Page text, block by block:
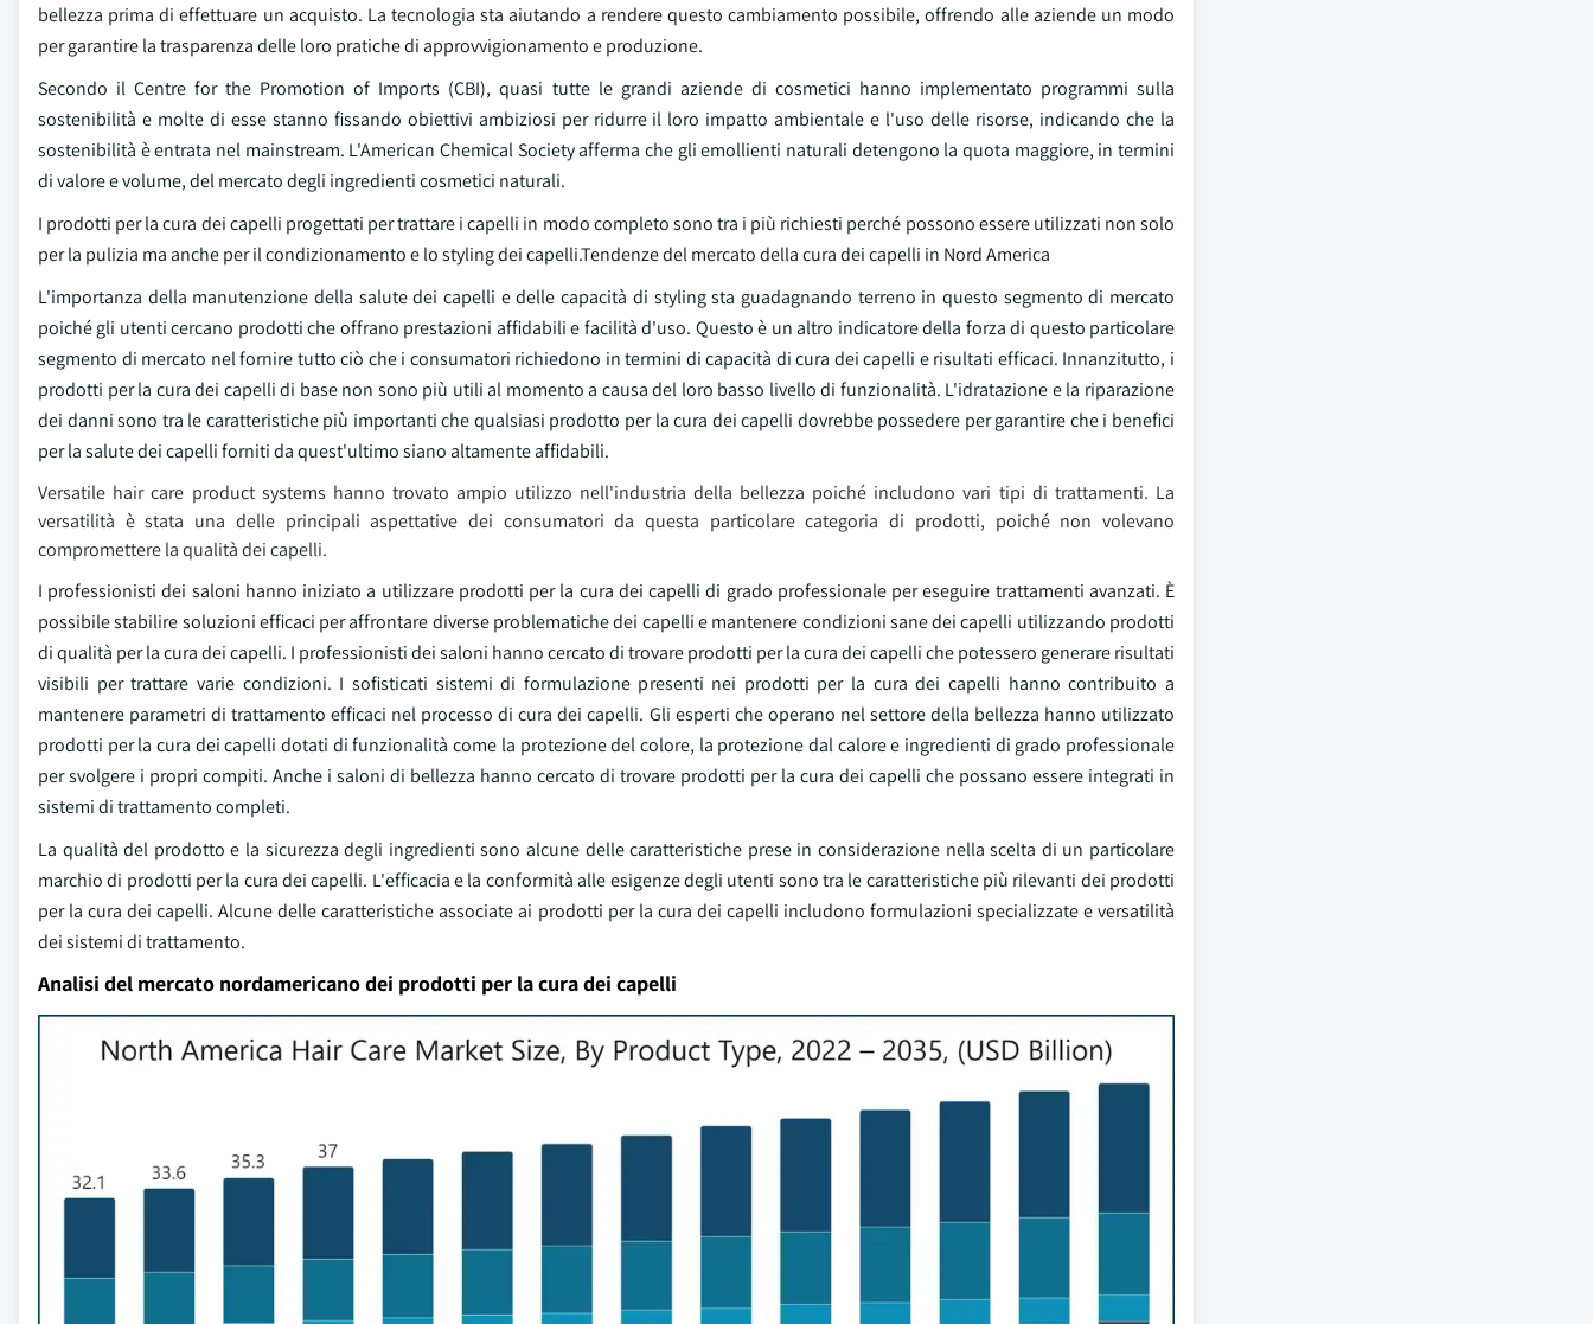
bellezza prima di effettuare un acquisto. La tecnologia sta aiutando a rendere questo cambiamento possibile, offrendo alle aziende un modo
per garantire la trasparenza delle loro pratiche di approvvigionamento e produzione.
Secondo il Centre for the Promotion of Imports (CBI), quasi tutte le grandi aziende di cosmetici hanno implementato programmi sulla
sostenibilità e molte di esse stanno fissando obiettivi ambiziosi per ridurre il loro impatto ambientale e l'uso delle risorse, indicando che la
sostenibilità è entrata nel mainstream. L'American Chemical Society afferma che gli emollienti naturali detengono la quota maggiore, in termini
di valore e volume, del mercato degli ingredienti cosmetici naturali.
I prodotti per la cura dei capelli progettati per trattare i capelli in modo completo sono tra i più richiesti perché possono essere utilizzati non solo
per la pulizia ma anche per il condizionamento e lo styling dei capelli.Tendenze del mercato della cura dei capelli in Nord America
L'importanza della manutenzione della salute dei capelli e delle capacità di styling sta guadagnando terreno in questo segmento di mercato
poiché gli utenti cercano prodotti che offrano prestazioni affidabili e facilità d'uso. Questo è un altro indicatore della forza di questo particolare
segmento di mercato nel fornire tutto ciò che i consumatori richiedono in termini di capacità di cura dei capelli e risultati efficaci. Innanzitutto, i
prodotti per la cura dei capelli di base non sono più utili al momento a causa del loro basso livello di funzionalità. L'idratazione e la riparazione
dei danni sono tra le caratteristiche più importanti che qualsiasi prodotto per la cura dei capelli dovrebbe possedere per garantire che i benefici
per la salute dei capelli forniti da quest'ultimo siano altamente affidabili.
Versatile hair care product systems hanno trovato ampio utilizzo nell'industria della bellezza poiché includono vari tipi di trattamenti. La
versatilità è stata una delle principali aspettative dei consumatori da questa particolare categoria di prodotti, poiché non volevano
compromettere la qualità dei capelli.
I professionisti dei saloni hanno iniziato a utilizzare prodotti per la cura dei capelli di grado professionale per eseguire trattamenti avanzati. È
possibile stabilire soluzioni efficaci per affrontare diverse problematiche dei capelli e mantenere condizioni sane dei capelli utilizzando prodotti
di qualità per la cura dei capelli. I professionisti dei saloni hanno cercato di trovare prodotti per la cura dei capelli che potessero generare risultati
visibili per trattare varie condizioni. I sofisticati sistemi di formulazione presenti nei prodotti per la cura dei capelli hanno contribuito a
mantenere parametri di trattamento efficaci nel processo di cura dei capelli. Gli esperti che operano nel settore della bellezza hanno utilizzato
prodotti per la cura dei capelli dotati di funzionalità come la protezione del colore, la protezione dal calore e ingredienti di grado professionale
per svolgere i propri compiti. Anche i saloni di bellezza hanno cercato di trovare prodotti per la cura dei capelli che possano essere integrati in
sistemi di trattamento completi.
La qualità del prodotto e la sicurezza degli ingredienti sono alcune delle caratteristiche prese in considerazione nella scelta di un particolare
marchio di prodotti per la cura dei capelli. L'efficacia e la conformità alle esigenze degli utenti sono tra le caratteristiche più rilevanti dei prodotti
per la cura dei capelli. Alcune delle caratteristiche associate ai prodotti per la cura dei capelli includono formulazioni specializzate e versatilità
dei sistemi di trattamento.
Analisi del mercato nordamericano dei prodotti per la cura dei capelli